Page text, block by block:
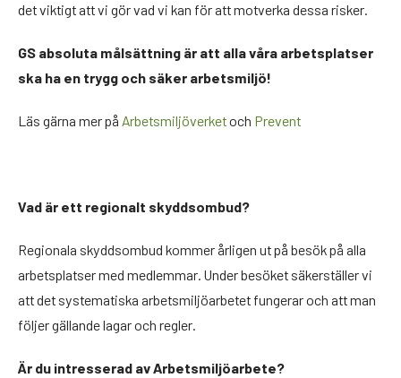
det viktigt att vi gör vad vi kan för att motverka dessa risker.
GS absoluta målsättning är att alla våra arbetsplatser
ska ha en trygg och säker arbetsmiljö!
Läs gärna mer på Arbetsmiljöverketoch Prevent
Vad är ett regionalt skyddsombud?
Regionala skyddsombud kommer årligen ut på besök på alla
arbetsplatser med medlemmar. Under besöket säkerställer vi
att det systematiska arbetsmiljöarbetet fungerar och att man
följer gällande lagar och regler.
Är du intresserad av Arbetsmiljöarbete?